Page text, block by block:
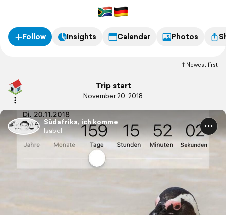
Follow Insights Calendar Photos
Newest first
Trip start
November 20, 2018
Südafrika, ich komme
Isabel